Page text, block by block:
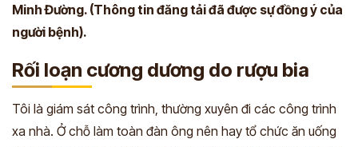
Minh Đường. (Thông tin đăng tải đã được sự đồng ý của
người bệnh).
Rối loạn cương dương do rượu bia
Tôi là giám sát công trình, thường xuyên đi các công trình
xa nhà. Ở chỗ làm toàn đàn ông nên hay tổ chức ăn uống